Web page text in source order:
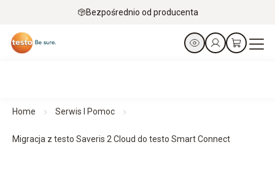
Bezpośrednio od producenta
Home Serwis I Pomoc
Migracja z testo Saveris 2 Cloud do testo Smart Connect